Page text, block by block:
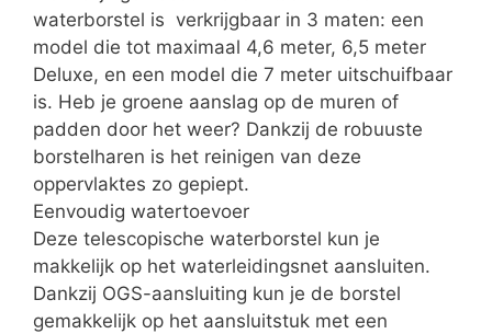
waterborstel is verkrijgbaar in 3 maten: een
model die tot maximaal 4,6 meter, 6,5 meter
Deluxe, en een model die 7 meter uitschuifbaar
is. Heb je groene aanslag op de muren of
padden door het weer? Dankzij de robuuste
borstelharen is het reinigen van deze
oppervlaktes zo gepiept.
Eenvoudig watertoevoer
Deze telescopische waterborstel kun je
makkelijk op het waterleidingsnet aansluiten.
Dankzij OGS-aansluiting kun je de borstel
gemakkelijk op het aansluitstuk met een